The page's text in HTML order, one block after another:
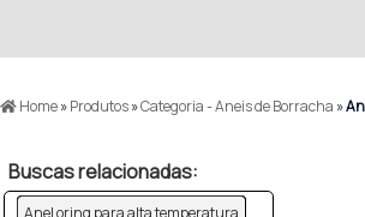
Home»Produtos»Categoria - Aneis de Borracha »
Buscas relacionadas:
Anel oring para alta temperatura